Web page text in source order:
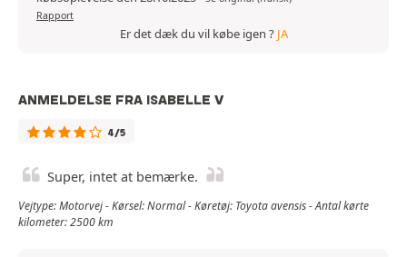
Rapport
Er det dæk du vil købe igen ? JA
ANMELDELSE FRA ISABELLE V
4/5
Super, intet at bemærke.
Vejtype: Motorvej - Kørsel: Normal - Køretøj: Toyota avensis - Antal kørte
kilometer: 2500 km